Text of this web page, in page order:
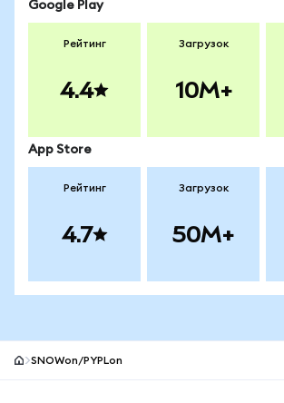
Google Play
Рейтинг
4.4
Загрузок
10M+
App Store
Рейтинг
4.7
Загрузок
50M+
SNOWon/PYPLon